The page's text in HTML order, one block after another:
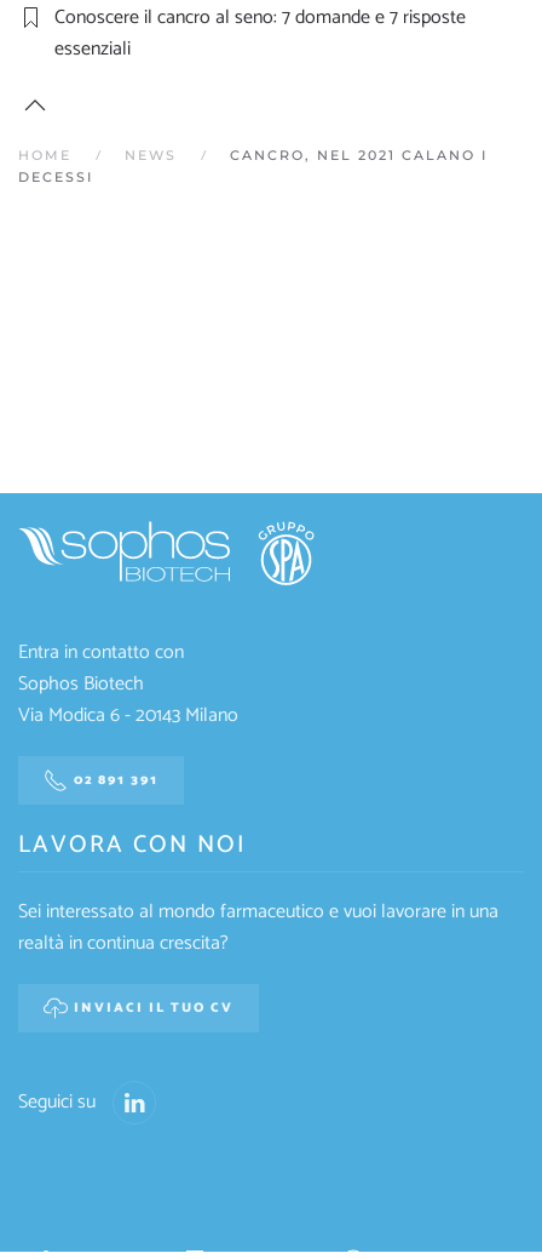
Conoscere il cancro al seno: 7 domande e 7 risposte
essenziali
HOME NEWS
CANCRO, NEL 2021 CALANO I
DECESSI
Entra in contatto con
Sophos Biotech
Via Modica 6 - 20143 Milano
02 891 391
LAVORA CON NOI
Sei interessato al mondo farmaceutico e vuoi lavorare in una
realtà in continua crescita?
INVIACI IL TUO CV
Seguici su